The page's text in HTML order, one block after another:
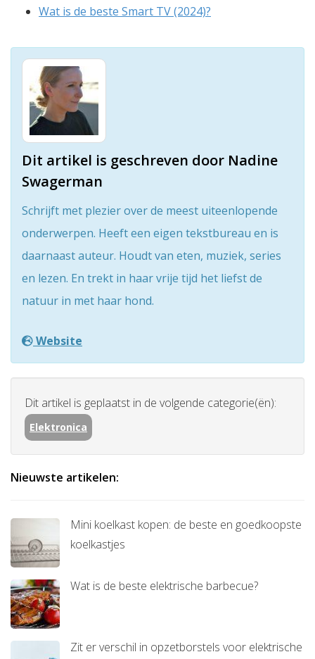
Wat is de beste Smart TV (2024)?
Dit artikel is geschreven door Nadine
Swagerman
Schrijft met plezier over de meest uiteenlopende
onderwerpen. Heeft een eigen tekstbureau en is
daarnaast auteur. Houdt van eten, muziek, series
en lezen. En trekt in haar vrije tijd het liefst de
natuur in met haar hond.
Website
Dit artikel is geplaatst in de volgende categorie(ën):
Elektronica
Nieuwste artikelen:
Mini koelkast kopen: de beste en goedkoopste
koelkastjes
Wat is de beste elektrische barbecue?
Zit er verschil in opzetborstels voor elektrische